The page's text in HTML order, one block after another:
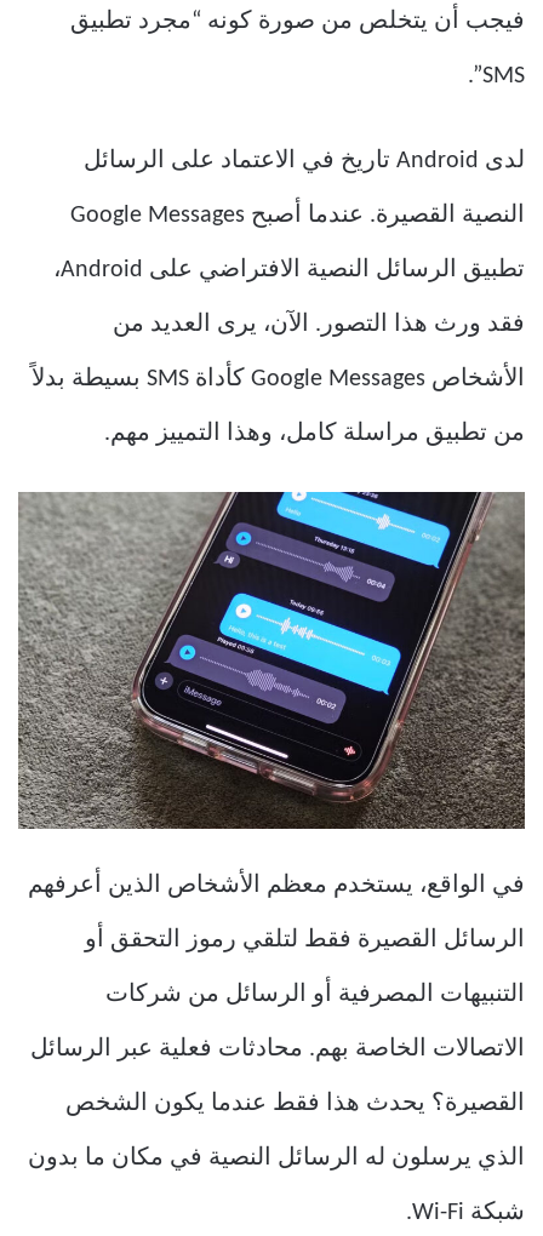
فيجب أن يتخلص من صورة كونه “مجرد تطبيق
SMS”.
لدى Android تاريخ في الاعتماد على الرسائل
النصية القصيرة. عندما أصبح Google Messages
تطبيق الرسائل النصية الافتراضي على Android،
فقد ورث هذا التصور. الآن، يرى العديد من
الأشخاص Google Messages كأداة SMS بسيطة بدلاً
من تطبيق مراسلة كامل، وهذا التمييز مهم.
في الواقع، يستخدم معظم الأشخاص الذين أعرفهم
الرسائل القصيرة فقط لتلقي رموز التحقق أو
التنبيهات المصرفية أو الرسائل من شركات
الاتصالات الخاصة بهم. محادثات فعلية عبر الرسائل
القصيرة؟ يحدث هذا فقط عندما يكون الشخص
الذي يرسلون له الرسائل النصية في مكان ما بدون
شبكة Wi-Fi.